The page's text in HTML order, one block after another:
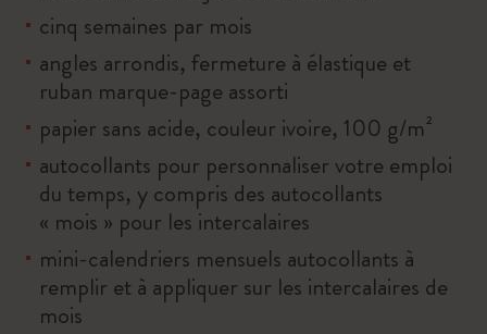
cinq semaines par mois
angles arrondis, fermeture à élastique et
ruban marque-page assorti
papier sans acide, couleur ivoire, 100 g/m²
autocollants pour personnaliser votre emploi
du temps, y compris des autocollants
« mois » pour les intercalaires
mini-calendriers mensuels autocollants à
remplir et à appliquer sur les intercalaires de
mois